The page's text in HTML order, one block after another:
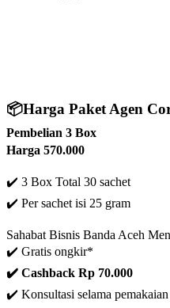
📦Harga Paket Agen
Pembelian 3 Box
Harga 570.000
✔️ 3 Box Total 30 sachet
✔️ Per sachet isi 25 gram
Sahabat Bisnis Banda Aceh
✔️ Gratis ongkir*
✔️ Cashback Rp 70.000
✔️ Konsultasi selama pemakaian